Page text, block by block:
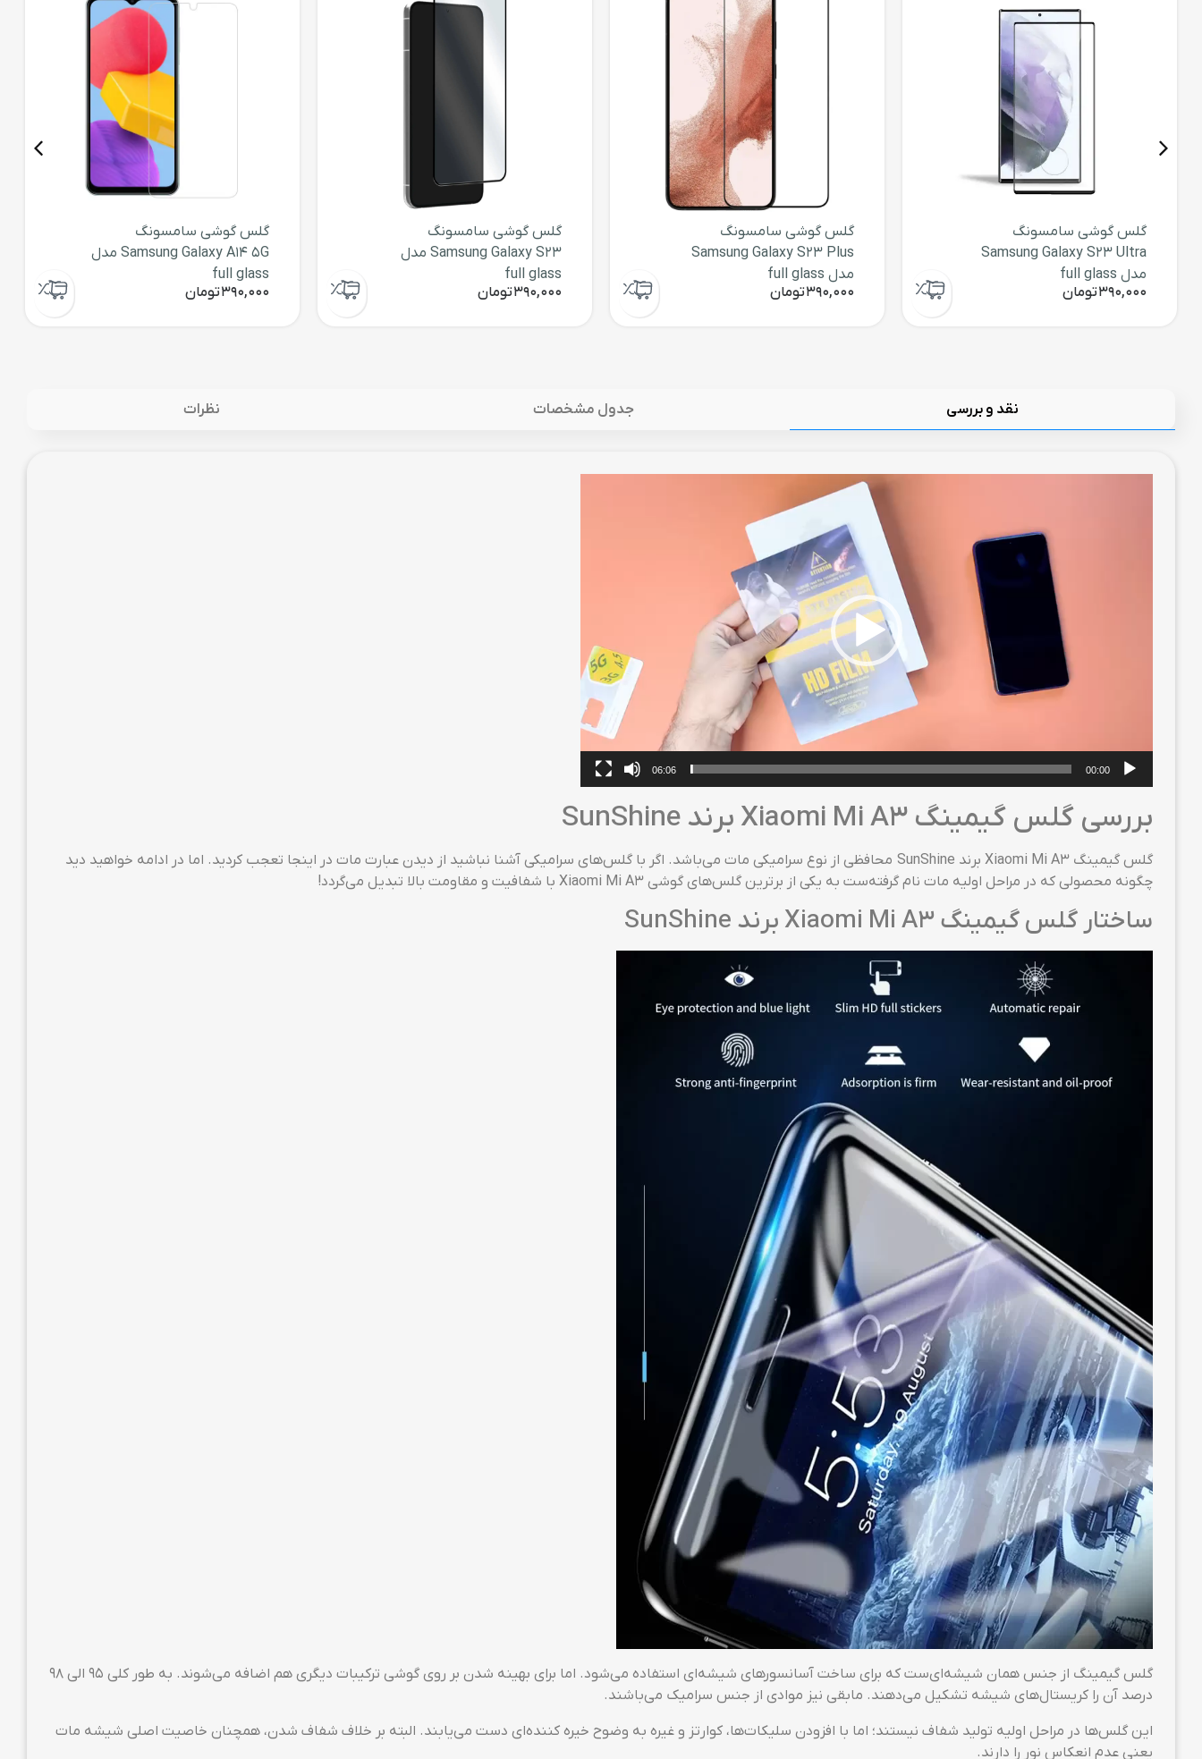
گلس گوشی سامسونگ
Samsung Galaxy S23 Ultra
مدل full glass
390,000تومان
گلس گوشی سامسونگ
Samsung Galaxy S23 Plus
مدل full glass
390,000تومان
گلس گوشی سامسونگ
Samsung Galaxy S23 مدل
full glass
390,000تومان
گلس گوشی سامسونگ
Samsung Galaxy A14 5G مدل
full glass
390,000تومان
نقد و بررسی جدول مشخصات نظرات
00:00
06:06
بررسی گلس گیمینگ Xiaomi Mi A3 برند SunShine
گلس گیمینگ Xiaomi Mi A3 برند SunShine محافظی از نوع سرامیکی مات می‌باشد. اگر با گلس‌های سرامیکی آشنا نباشید از دیدن عبارت مات در اینجا تعجب کردید. اما در ادامه خواهید دید
چگونه محصولی که در مراحل اولیه مات نام گرفته‌ست به یکی از برترین گلس‌های گوشی Xiaomi Mi A3 با شفافیت و مقاومت بالا تبدیل می‌گردد!
ساختار گلس گیمینگ Xiaomi Mi A3 برند SunShine
گلس گیمینگ از جنس همان شیشه‌ای‌ست که برای ساخت آسانسورهای شیشه‌ای استفاده می‌شود. اما برای بهینه شدن بر روی گوشی ترکیبات دیگری هم اضافه می‌شوند. به طور کلی ۹۵ الی ۹۸
درصد آن را کریستال‌های شیشه تشکیل می‌دهند. مابقی نیز موادی از جنس سرامیک می‌باشند.
این گلس‌ها در مراحل اولیه تولید شفاف نیستند؛ اما با افزودن سلیکات‌ها، کوارتز و غیره به وضوح خیره کننده‌ای دست می‌یابند. البته بر خلاف شفاف شدن، همچنان خاصیت اصلی شیشه مات
یعنی عدم انعکاس نور را دارند.